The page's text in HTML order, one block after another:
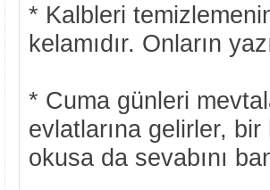
* Kalbleri
kelamıdır. Onların
* Cuma günleri
evlatlarına gelirler,
okusa da sevabını